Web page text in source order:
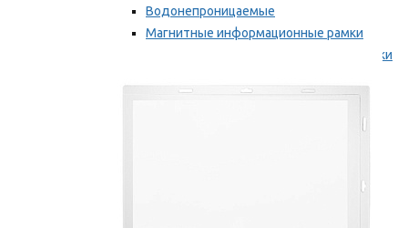
Водонепроницаемые
Магнитные информационные рамки
Самоклеящиеся информационные рамки